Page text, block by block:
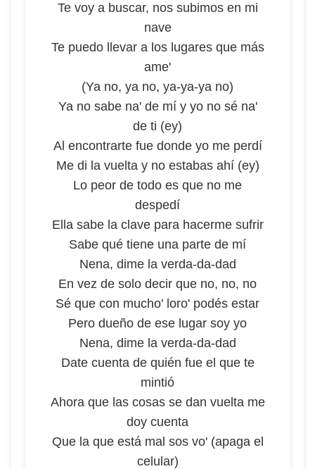
Te voy a buscar, nos subimos en mi
nave
Te puedo llevar a los lugares que más
ame'
(Ya no, ya no, ya-ya-ya no)
Ya no sabe na' de mí y yo no sé na'
de ti (ey)
Al encontrarte fue donde yo me perdí
Me di la vuelta y no estabas ahí (ey)
Lo peor de todo es que no me
despedí
Ella sabe la clave para hacerme sufrir
Sabe qué tiene una parte de mí
Nena, dime la verda-da-dad
En vez de solo decir que no, no, no
Sé que con mucho' loro' podés estar
Pero dueño de ese lugar soy yo
Nena, dime la verda-da-dad
Date cuenta de quién fue el que te
mintió
Ahora que las cosas se dan vuelta me
doy cuenta
Que la que está mal sos vo' (apaga el
celular)